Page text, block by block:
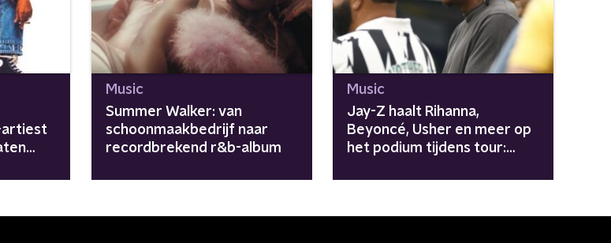
artiest
Music
Summer Walker: van
schoonmaakbedrijf naar
recordbrekend r&b-album
Music
Jay-Z haalt Rihanna,
Beyoncé, Usher en meer op
het podium tijdens tour:
meegenomen"